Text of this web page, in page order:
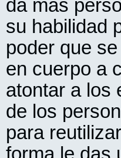
da más
su habilidad
poder que
en cuerpo a
atontar a los
de los
para
forma le das